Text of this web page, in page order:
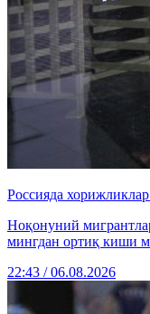
Россияда
Ноқонуний
мингдан ортиқ киши
22:43 / 06.08.2026